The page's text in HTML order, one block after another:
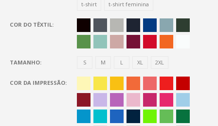
t-shirt t-shirt feminina
COR DO TÊXTIL
TAMANHO S M L XL 2XL
COR DA IMPRESSÃO